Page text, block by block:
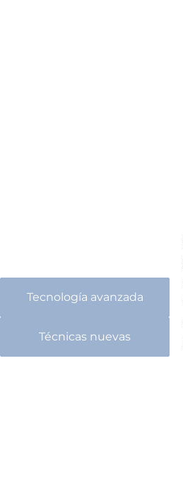
Tecnología avanzada
Técnicas nuevas